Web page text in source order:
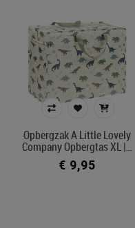
Kleur
In voorraad
Belgisch product
Opbergzak A Little Lovely
Company Opbergtas XL |…
€ 9,95